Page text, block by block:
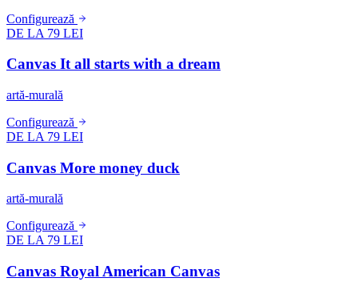
Configurează
DE LA 79 LEI
Canvas It all starts with a dream
artă-murală
Configurează
DE LA 79 LEI
Canvas More money duck
artă-murală
Configurează
DE LA 79 LEI
Canvas Royal American Canvas